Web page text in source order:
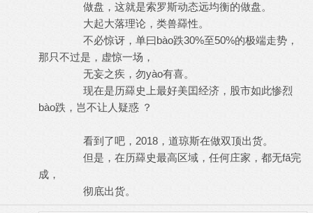
做盘，这就是索罗斯动态远均衡的做盘。
大起大落理论，类兽羄性。
不必惊讶，单曰bào跌30%至50%的极端走势，
那只不过是，虚惊一场，
无妄之疾，勿yào有喜。
现在是历羄史上最好美囯经济，股市如此惨烈
bào跌，岂不让人疑惑 ？
看到了吧，2018，道琼斯在做双顶出货。
但是，在历羄史最高区域，任何庄家，都无fǎ完
成，
彻底出货。